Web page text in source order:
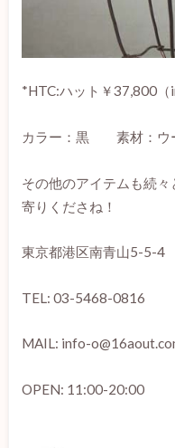
*HTC:ハット￥37,800（
カラー：黒 素材：
その他のアイテムも続
寄りくださね！
東京都港区南青山5-5-4
TEL: 03-5468-0816
MAIL: info-
OPEN: 11:00-20:00